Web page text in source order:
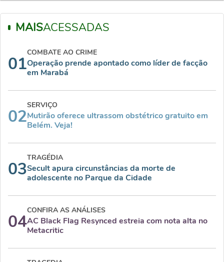
MAISACESSADAS
01
COMBATE AO CRIME
Operação prende apontado como líder de facção
em Marabá
02
SERVIÇO
Mutirão oferece ultrassom obstétrico gratuito em
Belém. Veja!
03
TRAGÉDIA
Secult apura circunstâncias da morte de
adolescente no Parque da Cidade
04
CONFIRA AS ANÁLISES
AC Black Flag Resynced estreia com nota alta no
Metacritic